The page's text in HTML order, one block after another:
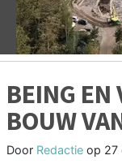
BEING EN
BOUW
Door Redactie op 27